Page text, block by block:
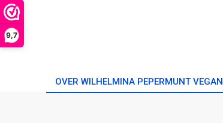
9,7
OVER WILHELMINA PEPERMUNT VEGAN